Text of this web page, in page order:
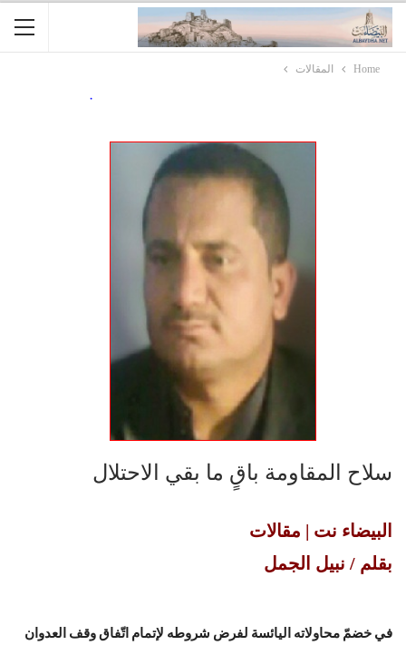
Home المقالات
سلاح المقاومة باقٍ ما بقي الاحتلال
البيضاء نت | مقالات
بقلم / نبيل الجمل
في خضمّ محاولاته اليائسة لفرض شروطه لإتمام اتّفاق وقف العدوان